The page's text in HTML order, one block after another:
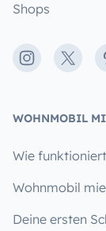
Shops
Instagram
X
WOHNMOBIL
Wie
Wohnmobil
Deine ersten